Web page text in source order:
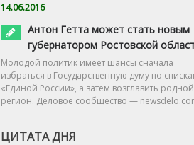
14.06.2016
Антон Гетта может стать новым
губернатором Ростовской
Молодой политик имеет шансы сначала
избраться в Государственную думу по
«Единой России», а затем возглавить родной
регион. Деловое сообщество —
ЦИТАТА ДНЯ